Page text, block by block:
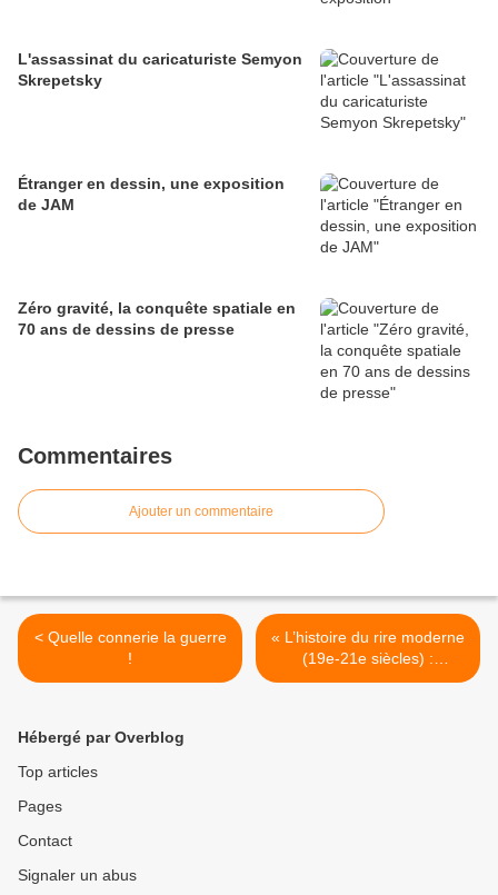
L'assassinat du caricaturiste Semyon
Skrepetsky
Étranger en dessin, une exposition
de JAM
Zéro gravité, la conquête spatiale en
70 ans de dessins de presse
Commentaires
Ajouter un commentaire
< Quelle connerie la guerre
!
« L’histoire du rire moderne
(19e-21e siècles) :
traditions comiques et
Hébergé par Overblog
Top articles
Pages
Contact
Signaler un abus